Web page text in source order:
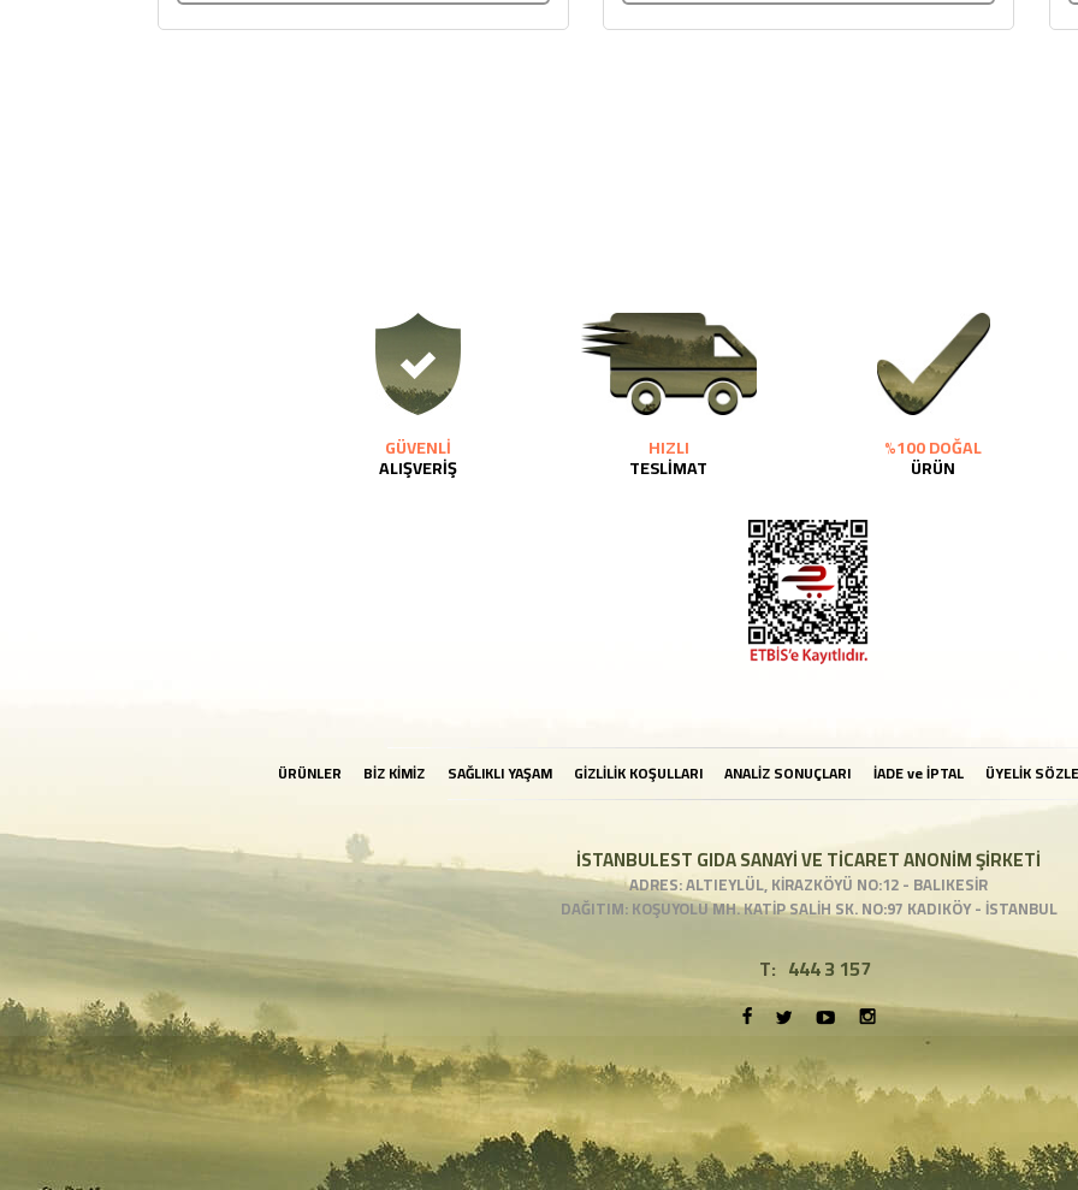
GÜVENLİ
ALIŞVERİŞ
HIZLI
TESLİMAT
%100 DOĞAL
ÜRÜN
ÜRÜNLER BİZ KİMİZ SAĞLIKLI YAŞAM GİZLİLİK KOŞULLARI ANALİZ SONUÇLARI İADE ve İPTAL ÜYELİK
İSTANBULEST GIDA SANAYİ VE TİCARET ANONİM ŞİRKETİ
ADRES: ALTIEYLÜL, KİRAZKÖYÜ NO:12 - BALIKESİR
DAĞITIM: KOŞUYOLU MH. KATİP SALİH SK. NO:97 KADIKÖY - İSTANBUL
T: 444 3 157